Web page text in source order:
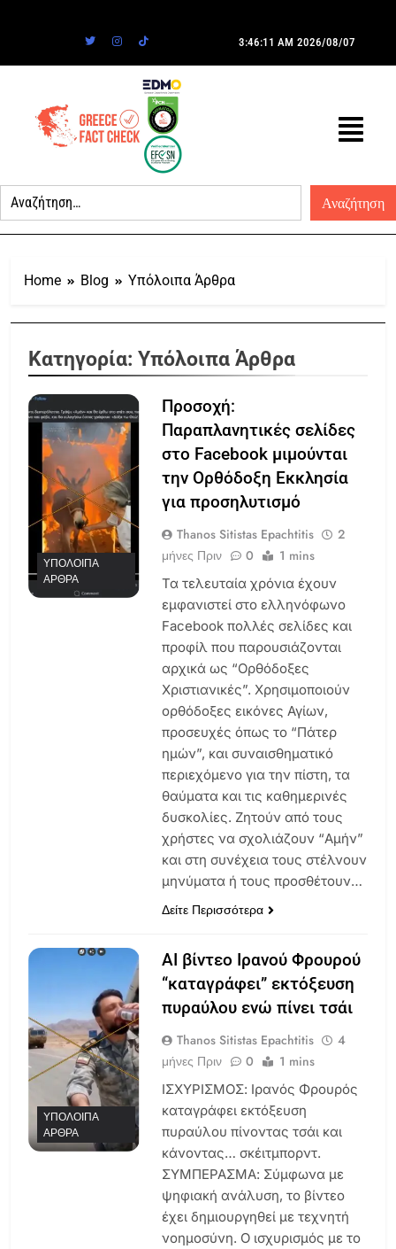
3:46:11 AM 2026/08/07
Home Blog Υπόλοιπα Άρθρα
Κατηγορία: Υπόλοιπα Άρθρα
ΥΠΌΛΟΙΠΑ
ΆΡΘΡΑ
Προσοχή:
Παραπλανητικές σελίδες
στο Facebook μιμούνται
την Ορθόδοξη Εκκλησία
για προσηλυτισμό
Thanos Sitistas Epachtitis
2
μήνες Πριν
0 1 mins
Τα τελευταία χρόνια έχουν
εμφανιστεί στο ελληνόφωνο
Facebook πολλές σελίδες και
προφίλ που παρουσιάζονται
αρχικά ως “Ορθόδοξες
Χριστιανικές”. Χρησιμοποιούν
ορθόδοξες εικόνες Αγίων,
προσευχές όπως το “Πάτερ
ημών”, και συναισθηματικό
περιεχόμενο για την πίστη, τα
θαύματα και τις καθημερινές
δυσκολίες. Ζητούν από τους
χρήστες να σχολιάζουν “Αμήν”
και στη συνέχεια τους στέλνουν
μηνύματα ή τους προσθέτουν…
Δείτε Περισσότερα
ΥΠΌΛΟΙΠΑ
ΆΡΘΡΑ
AI βίντεο Ιρανού Φρουρού
“καταγράφει” εκτόξευση
πυραύλου ενώ πίνει τσάι
Thanos Sitistas Epachtitis
4
μήνες Πριν
0 1 mins
ΙΣΧΥΡΙΣΜΟΣ: Ιρανός Φρουρός
καταγράφει εκτόξευση
πυραύλου πίνοντας τσάι και
κάνοντας… σκέιτμπορντ.
ΣΥΜΠΕΡΑΣΜΑ: Σύμφωνα με
ψηφιακή ανάλυση, το βίντεο
έχει δημιουργηθεί με τεχνητή
νοημοσύνη. Ο ισχυρισμός με το